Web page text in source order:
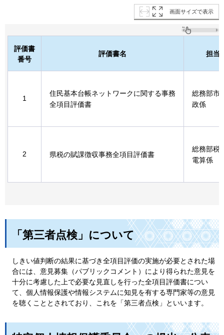
画面サイズで表示
評価書
番号
評価書名 担当
1
住民基本台帳ネットワークに関する事務
全項目評価書
総務部市
政係
2 県税の賦課徴収事務全項目評価書
総務部税
電算係
「第三者点検」について
しきい値判断の結果に基づき全項目評価の実施が必要とされた場
合には、意見募集（パブリックコメント）により得られた意見を
十分に考慮した上で必要な見直しを行った全項目評価書につい
て、個人情報保護や情報システムに知見を有する専門家等の意見
を聴くこととされており、これを「第三者点検」といいます。